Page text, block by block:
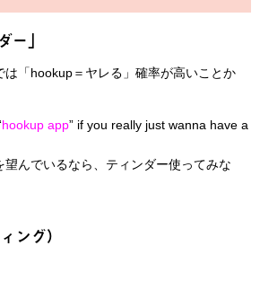
ー」
は「hookup＝ヤレる」確率が高いことか
hookup app” if you really just wanna have a
望んでいるなら、ティンダー使ってみな
ング）